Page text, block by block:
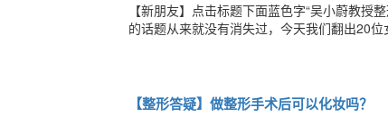
【新朋友】点击标题下面蓝色字“吴小蔚教
的话题从来就没有消失过，今天我们翻出20
【整形答疑】做整形手术后可以化妆吗？